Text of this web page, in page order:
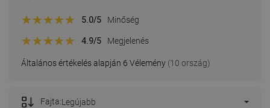
Általános értékelés alapján 6 Vélemény (10 ország)
5.0/5 Minőség
4.9/5 Megjelenés
Fajta:Legújabb